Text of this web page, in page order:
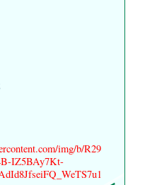
img/b/R29
IZ5BAy7Kt-